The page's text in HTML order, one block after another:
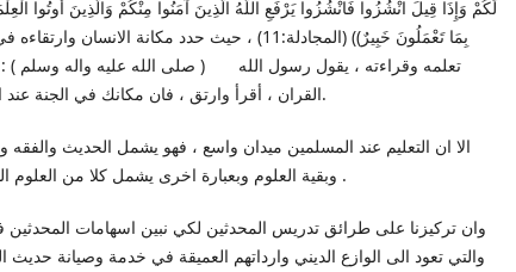
لَكُمْ وَإِذَا قِيلَ انْشُزُوا فَانْشُزُوا يَرْفَعِ اللَّهُ الَّذِينَ آمَنُوا مِنْكُمْ وَالَّذِينَ أُوتُوا
بِمَا تَعْمَلُونَ خَبِيرٌ)) (المجادلة:11) ، حيث حدد مكانة الانسان
تعلمه وقراءته ، يقول رسول الله ( صلى الله عليه واله وسلم ) :
القران ، أقرأ وارتق ، فان مكانك في الجنة عند اخر آية قرأتها).
الا ان التعليم عند المسلمين ميدان واسع ، فهو يشمل الحديث والفقه
وبقية العلوم وبعبارة اخرى يشمل كلا من العلوم الدينية والدنيوية .
وان تركيزنا على طرائق تدريس المحدثين لكي نبين اسهامات المحدثين
والتي تعود الى الوازع الديني وارداتهم العميقة في خدمة وصيانة